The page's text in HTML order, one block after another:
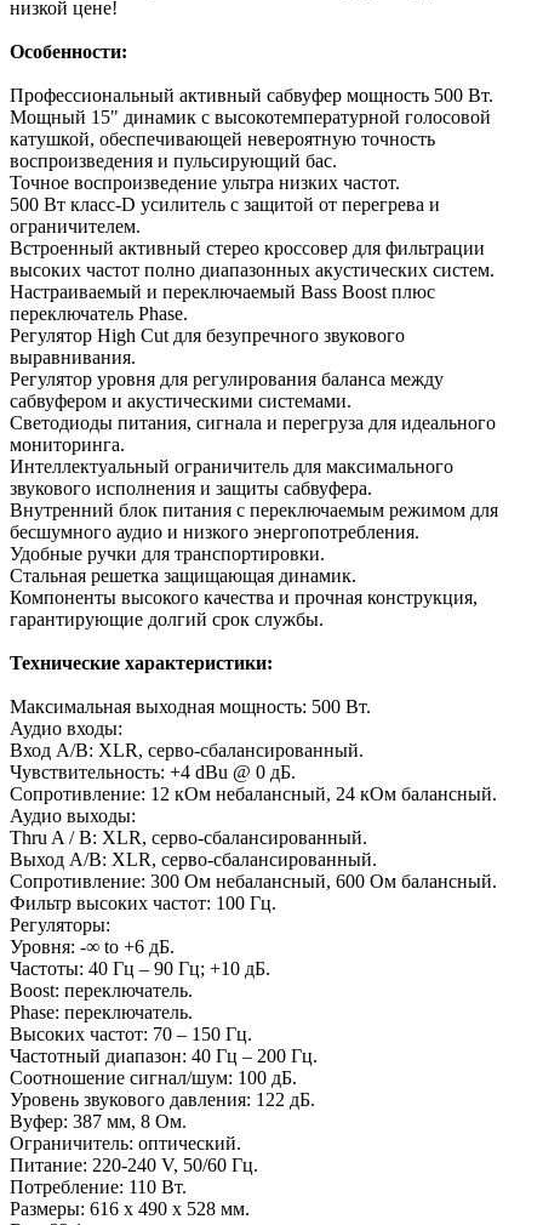
низкой цене!
Особенности:
Профессиональный активный сабвуфер мощность 500 Вт.
Мощный 15" динамик с высокотемпературной голосовой
катушкой, обеспечивающей невероятную точность
воспроизведения и пульсирующий бас.
Точное воспроизведение ультра низких частот.
500 Вт класс-D усилитель с защитой от перегрева и
ограничителем.
Встроенный активный стерео кроссовер для фильтрации
высоких частот полно диапазонных акустических систем.
Настраиваемый и переключаемый Bass Boost плюс
переключатель Phase.
Регулятор High Cut для безупречного звукового
выравнивания.
Регулятор уровня для регулирования баланса между
сабвуфером и акустическими системами.
Светодиоды питания, сигнала и перегруза для идеального
мониторинга.
Интеллектуальный ограничитель для максимального
звукового исполнения и защиты сабвуфера.
Внутренний блок питания с переключаемым режимом для
бесшумного аудио и низкого энергопотребления.
Удобные ручки для транспортировки.
Стальная решетка защищающая динамик.
Компоненты высокого качества и прочная конструкция,
гарантирующие долгий срок службы.
Технические характеристики:
Максимальная выходная мощность: 500 Вт.
Аудио входы:
Вход А/В: XLR, серво-сбалансированный.
Чувствительность: +4 dBu @ 0 дБ.
Сопротивление: 12 кОм небалансный, 24 кОм балансный.
Аудио выходы:
Thru A / B: XLR, серво-сбалансированный.
Выход А/В: XLR, серво-сбалансированный.
Сопротивление: 300 Ом небалансный, 600 Ом балансный.
Фильтр высоких частот: 100 Гц.
Регуляторы:
Уровня: -∞ to +6 дБ.
Частоты: 40 Гц – 90 Гц; +10 дБ.
Boost: переключатель.
Phase: переключатель.
Высоких частот: 70 – 150 Гц.
Частотный диапазон: 40 Гц – 200 Гц.
Соотношение сигнал/шум: 100 дБ.
Уровень звукового давления: 122 дБ.
Вуфер: 387 мм, 8 Ом.
Ограничитель: оптический.
Питание: 220-240 V, 50/60 Гц.
Потребление: 110 Вт.
Размеры: 616 х 490 х 528 мм.